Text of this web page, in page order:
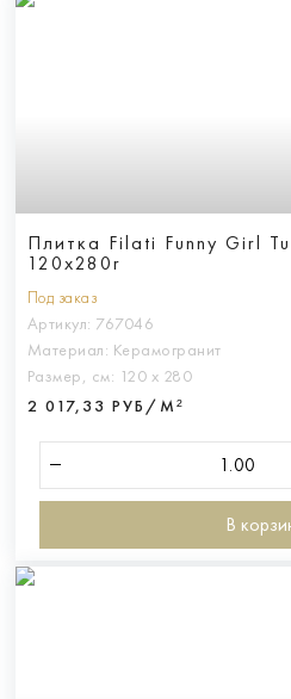
Плитка Filati Funny Girl
120x280r
Под заказ
Артикул: 767046
Материал: Керамогранит
Размер, см: 120 х 280
2 017,33 РУБ/М²
В